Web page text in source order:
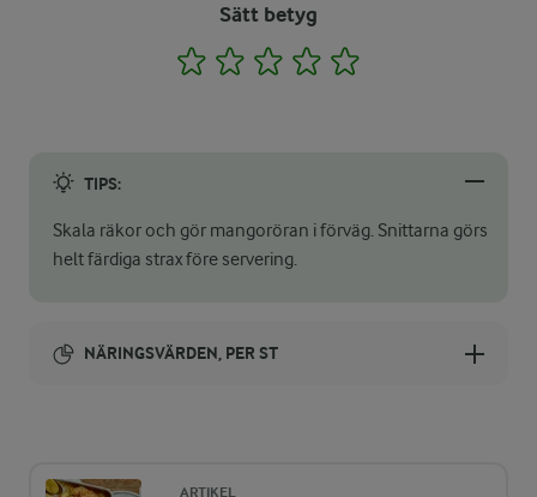
Sätt betyg
1 2 3 4
TIPS:
Skala räkor och gör mangoröran i förväg. Snittarna görs
helt färdiga strax före servering.
NÄRINGSVÄRDEN, PER ST
ARTIKEL